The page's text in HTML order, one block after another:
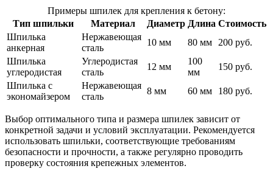
Примеры шпилек для крепления к бетону:
Тип шпильки
Материал Диаметр Длина Стоимость
Шпилька
анкерная
Нержавеющая
сталь
10 мм 80 мм
200 руб.
Шпилька
углеродистая
Углеродистая
сталь
12 мм
100
мм
150 руб.
Шпилька с
экономайзером
Нержавеющая
сталь
8 мм 60 мм 180 руб.
Выбор оптимального типа и размера шпилек зависит от
конкретной задачи и условий эксплуатации. Рекомендуется
использовать шпильки, соответствующие требованиям
безопасности и прочности, а также регулярно проводить
проверку состояния крепежных элементов.